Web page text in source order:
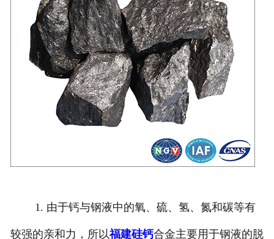
1. 由于钙与钢液中的氧、硫、氢、氮和碳等有
较强的亲和力，所以福建硅钙合金主要用于钢液的脱